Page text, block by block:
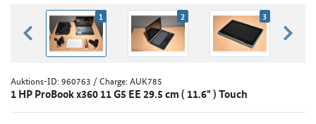
zurück blättern
1 2 3
Auktions-ID:960763 / Charge: AUK785
1 HP ProBook x360 11 G5 EE 29.5 cm ( 11.6" ) Touch